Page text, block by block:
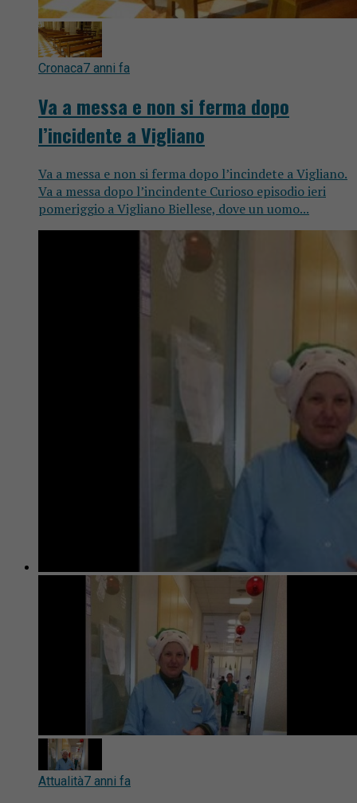
Cronaca7 anni fa
Va a messa e non si ferma dopo
l’incidente a Vigliano
Va a messa e non si ferma dopo l’incindete a Vigliano.
Va a messa dopo l’incindente Curioso episodio ieri
pomeriggio a Vigliano Biellese, dove un uomo...
Attualità7 anni fa